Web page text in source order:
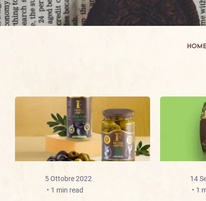
Home
5 Ottobre 2022
1 min read
14
1